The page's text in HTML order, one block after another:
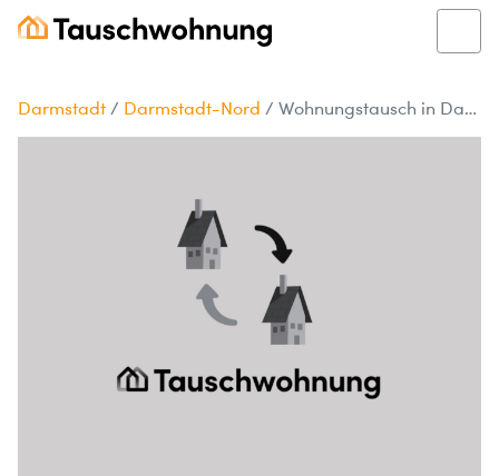
Darmstadt / Darmstadt-Nord / Wohnungstausch in Darmstadt-Nord gesucht!